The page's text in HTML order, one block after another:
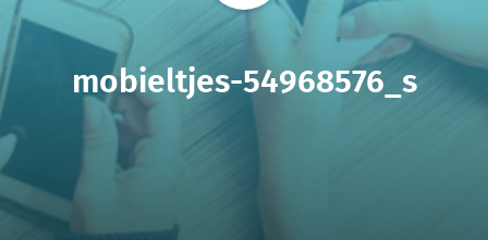
mobieltjes-54968576_s